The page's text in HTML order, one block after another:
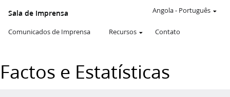
Sala de Imprensa
Comunicados de Imprensa Recursos Contato
Angola- Português
Factos e Estatísticas